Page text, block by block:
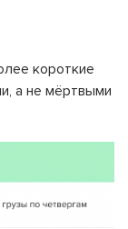
короткие
а не мёртвыми